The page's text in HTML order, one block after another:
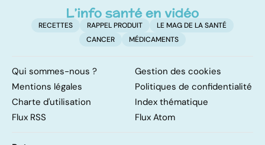
RECETTES RAPPEL PRODUIT
LE MAG DE LA SANTÉ
CANCER
MÉDICAMENTS
Qui sommes-nous ?
Gestion des cookies
Mentions légales
Politiques de confidentialité
Charte d'utilisation
Index thématique
Flux RSS
Flux Atom